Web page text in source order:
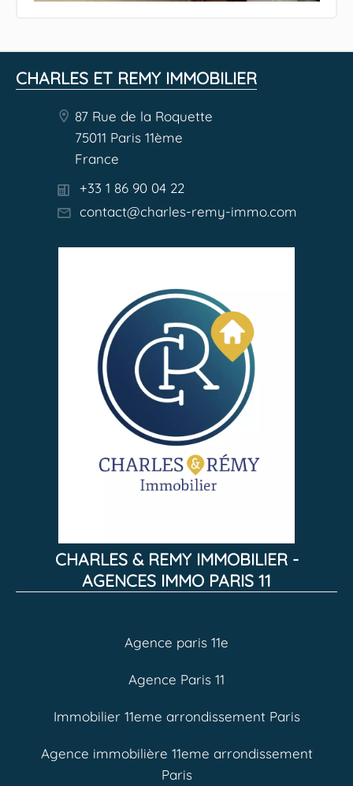
CHARLES ET REMY IMMOBILIER
87 Rue de la Roquette
75011 Paris 11ème
France
+33 1 86 90 04 22
contact@charles-remy-immo.com
CHARLES & REMY IMMOBILIER -
AGENCES IMMO PARIS 11
Agence paris 11e
Agence Paris 11
Immobilier 11eme arrondissement Paris
Agence immobilière 11eme arrondissement
Paris